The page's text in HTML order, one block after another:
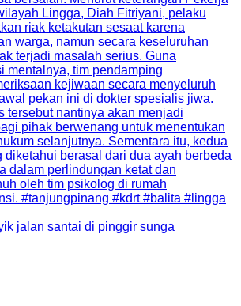
jalan santai di pinggir sunga